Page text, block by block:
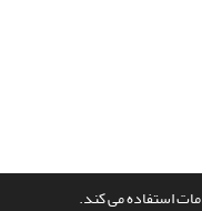
استفاده می کند.